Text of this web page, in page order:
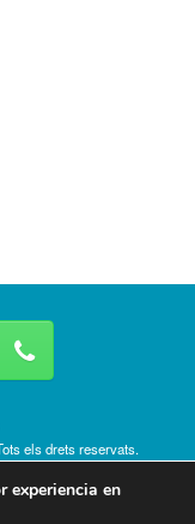
els drets reservats.
experiencia en